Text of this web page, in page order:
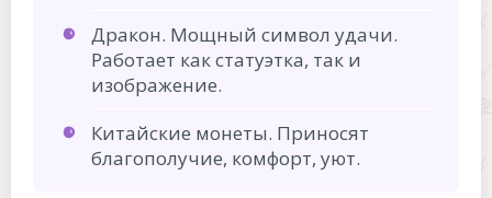
Дракон. Мощный символ удачи.
Работает как статуэтка, так и
изображение.
Китайские монеты. Приносят
благополучие, комфорт, уют.